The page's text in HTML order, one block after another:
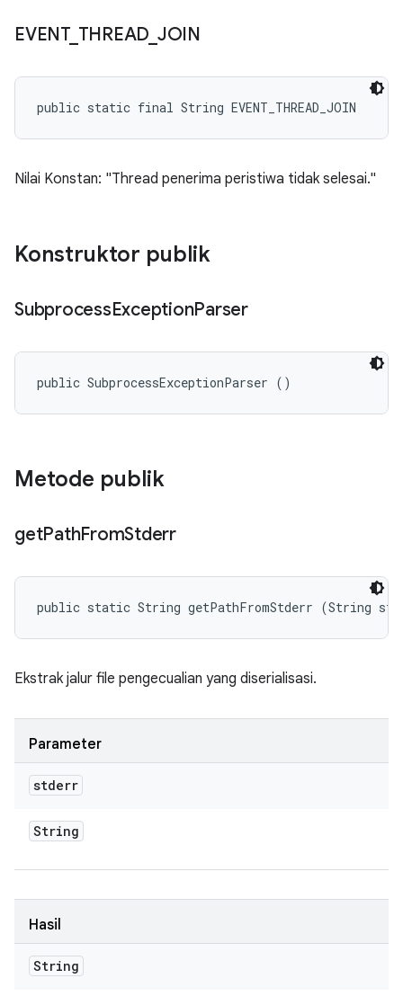
EVENT_ THREAD JOIN
public static final String EVENT_THREAD_JOIN
Nilai Konstan: "Thread penerima peristiwa tidak selesai."
Konstruktor publik
SubprocessExceptionParser
public SubprocessExceptionParser ()
Metode publik
getPathFromStderr
public static String getPathFromStderr (String
Ekstrak jalur file pengecualian yang diserialisasi.
Parameter
stderr
String
Hasil
String